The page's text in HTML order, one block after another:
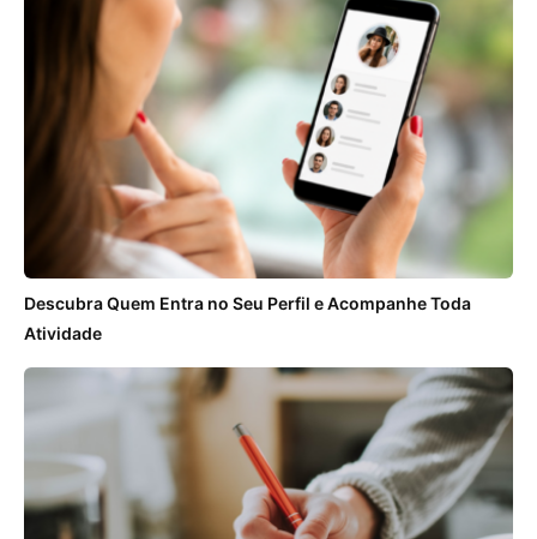
Descubra Quem Entra no Seu Perfil e Acompanhe Toda
Atividade